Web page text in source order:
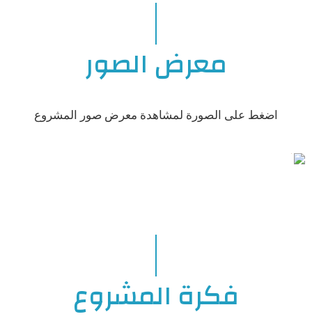
معرض الصور
اضغط على الصورة لمشاهدة معرض صور المشروع
فكرة المشروع